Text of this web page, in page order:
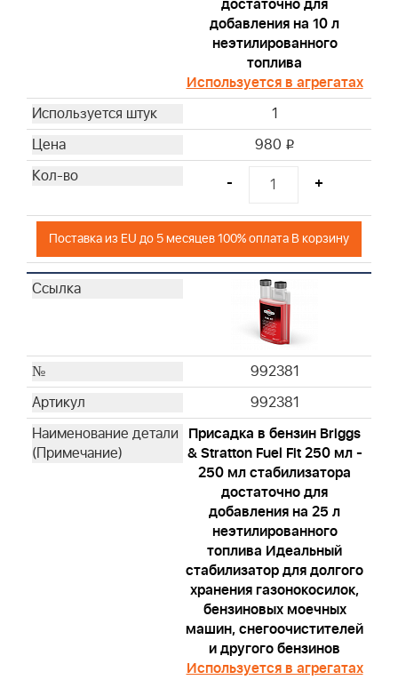
добавления на 10 л
неэтилированного
топлива
Используется в агрегатах
1
980 i
- +
Поставка из EU до 5 месяцев 100% оплата В корзину
992381
992381
Присадка в бензин Briggs
& Stratton Fuel Fit 250 мл -
250 мл стабилизатора
достаточно для
добавления на 25 л
неэтилированного
топлива Идеальный
стабилизатор для долгого
хранения газонокосилок,
бензиновых моечных
машин, снегоочистителей
и другого бензинов
Используется в агрегатах